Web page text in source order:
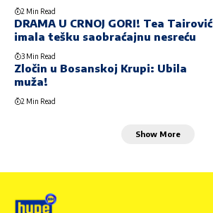
2 Min Read
DRAMA U CRNOJ GORI! Tea Tairović
imala tešku saobraćajnu nesreću
3 Min Read
Zločin u Bosanskoj Krupi: Ubila
muža!
2 Min Read
Show More